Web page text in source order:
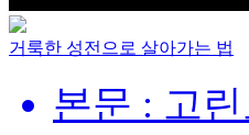
거룩한 성전으로 살아가는 법
본문 : 고